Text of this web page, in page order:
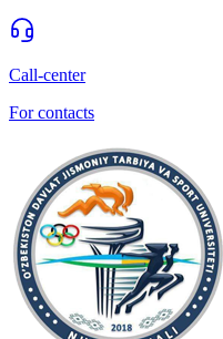
Call-center
For contacts